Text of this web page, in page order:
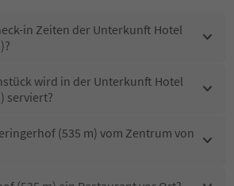
in Zeiten der Unterkunft Hotel
wird in der Unterkunft Hotel
serviert?
(535 m) vom Zentrum von